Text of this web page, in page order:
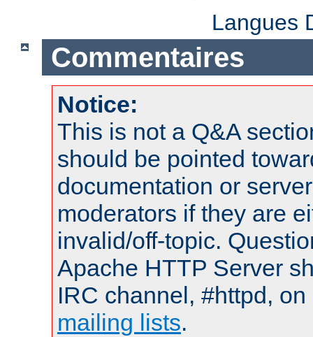
Langues
Commentaires
Notice:
This is not a Q&A
should be pointed
documentation or
moderators if they are
invalid/off-topic.
Apache HTTP Server
IRC channel, #httpd,
mailing lists.